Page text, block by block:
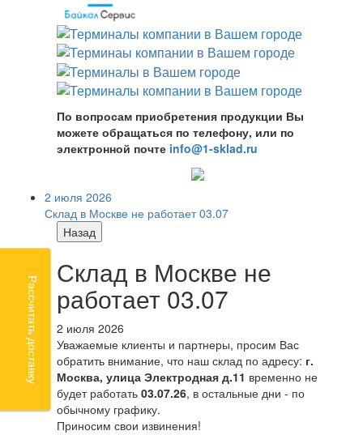
По вопросам приобретения продукции Вы
можете обращаться по телефону, или по
электронной почте info@1-sklad.ru
2 июля 2026
Склад в Москве не работает 03.07
Назад
Склад в Москве не
работает 03.07
2 июля 2026
Уважаемые клиенты и партнеры, просим Вас
обратить внимание, что наш склад по адресу: г.
Москва, улица Электродная д.11 временно не
будет работать 03.07.26, в остальные дни - по
обычному графику.
Приносим свои извинения!
Рассчитать доставку